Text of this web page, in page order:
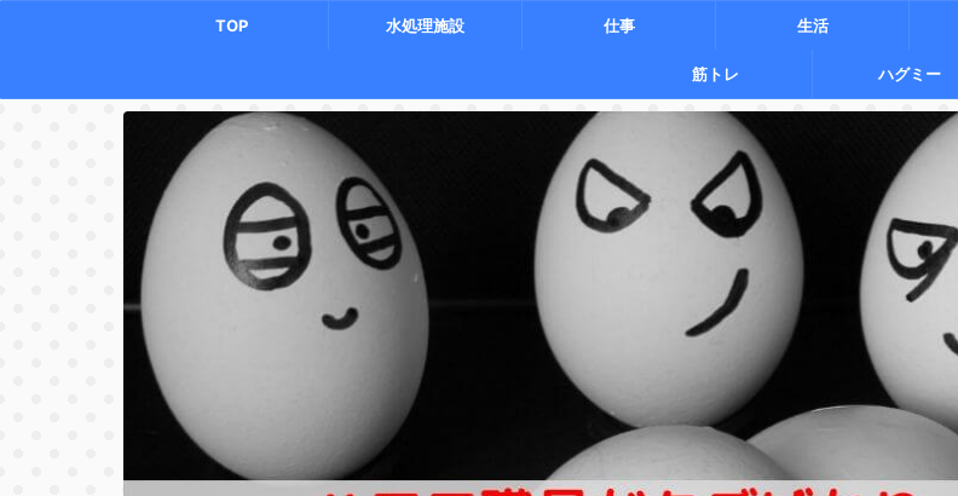
TOP 水処理施設 仕事 生活
筋トレ ハグミー